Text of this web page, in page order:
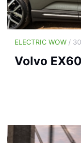
ELECTRIC WOW /
Volvo